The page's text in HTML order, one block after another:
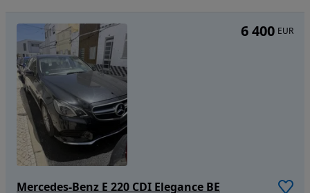
Mercedes-Benz E 220 CDI Elegance BE
6 400 EUR